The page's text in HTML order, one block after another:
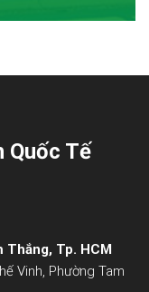
Quốc Tế
Thắng, Tp. HCM
Vinh, Phường Tam